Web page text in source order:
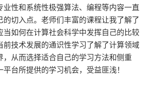
业性和系统性极强算法、编程等内容一直
的切入点。老师们丰富的课程让我了解了
当如何在计算社会科学中发挥自己的比较
前技术发展的通识性学习了解了计算领域
，从而选择适合自己的学习方法和侧重
台所提供的学习机会，受益匪浅！